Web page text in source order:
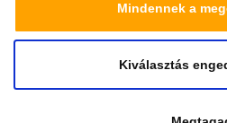
amelyeket Ön adott meg
használt más szolgáltatásokból
Mindennek a
Kiválasztás